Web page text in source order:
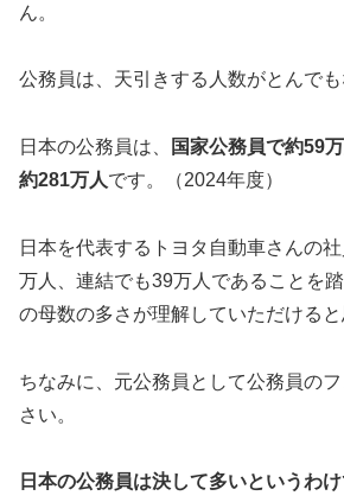
ん。
公務員は、天引きする人数がとんでも
日本の公務員は、
国家公務員で約59
約281万人です。（2024年度）
日本を代表するトヨタ自動車さんの
万人、連結でも39万人であることを
の母数の多さが理解していただけると
ちなみに、元公務員として公務員の
さい。
日本の公務員は決して多いというわけ